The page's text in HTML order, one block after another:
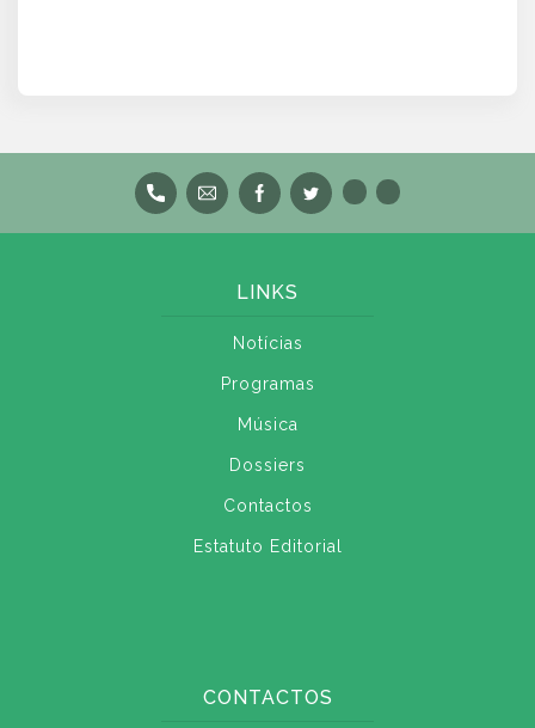
LINKS
Notícias
Programas
Música
Dossiers
Contactos
Estatuto Editorial
CONTACTOS